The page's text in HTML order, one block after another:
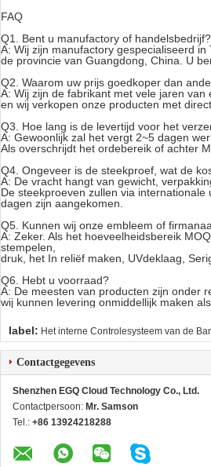
FAQ
Q1. Bent u manufactory of handelsbedrijf?
A: Wij zijn manufactory gespecialiseerd
de provincie van Guangdong, China. U
Q2. Waarom uw prijs goedkoper dan
A: Wij zijn de fabrikant met vele jaren van
en wij verkopen onze producten met
Q3. Hoe lang is de levertijd voor het
A: Gewoonlijk zal het vergt 2~5 dagen
Als overschrijdt het ordebereik of achter
Q4. Ongeveer is de steekproef, wat de
A: De vracht hangt van gewicht,
De steekproeven zullen via
dagen zijn aangekomen.
Q5. Kunnen wij onze embleem of
A: Zeker. Als het hoeveelheidsbereik
stempelen,
druk, het In reliëf maken, UVdeklaag,
Q6. Hebt u voorraad?
A: De meesten van producten zijn onder
wij kunnen levering onmiddellijk maken
label: Het interne Controlesysteem van de
Contactgegevens
Shenzhen EGQ Cloud Technology Co., Ltd.
Contactpersoon: Mr. Samson
Tel.: +86 13924218288